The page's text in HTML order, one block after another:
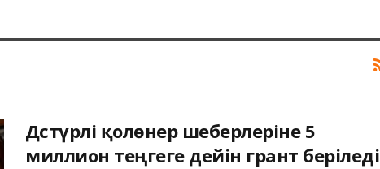
Дәстүрлі қолөнер шеберлеріне 5
миллион теңгеге дейін грант беріледі